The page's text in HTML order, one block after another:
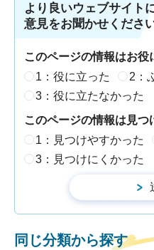
より良いウェブサイト
意見をお聞かせくださ
このページの情報はお役
1：役に立った
2：
3：役に立たなかった
このページの情報は見つ
1：見つけやすかった
3：見つけにくかった
同じ分類から探す